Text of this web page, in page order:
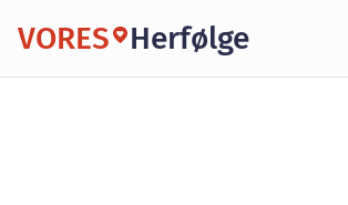
VORES Herfølge